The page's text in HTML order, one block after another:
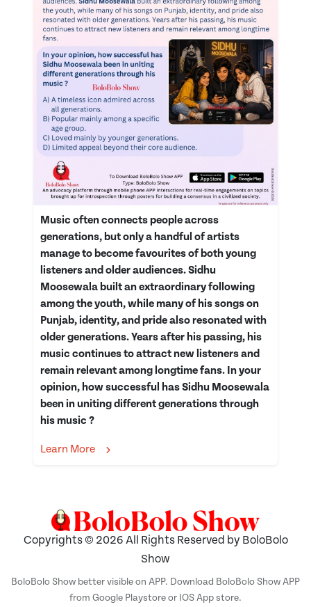
Music often connects people across
generations, but only a handful of artists
manage to become favourites of both young
listeners and older audiences. Sidhu
Moosewala built an extraordinary following
among the youth, while many of his songs on
Punjab, identity, and pride also resonated with
older generations. Years after his passing, his
music continues to attract new listeners and
remain relevant among longtime fans. In your
opinion, how successful has Sidhu Moosewala
been in uniting different generations through
his music ?
Learn More
Copyrights © 2026 All Rights Reserved by BoloBolo
Show
BoloBolo Show better visible on APP. Download BoloBolo Show APP
from Google Playstore or IOS App store.